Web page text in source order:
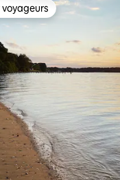
les plus appréciés